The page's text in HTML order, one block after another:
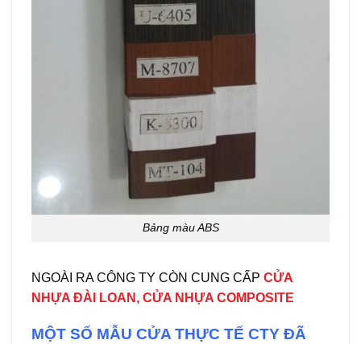
Bảng màu ABS
NGOÀI RA CÔNG TY CÒN CUNG CẤP CỬA
NHỰA ĐÀI LOAN , CỬA NHỰA COMPOSITE
MỘT SỐ MẪU CỬA THỰC TẾ CTY ĐÃ